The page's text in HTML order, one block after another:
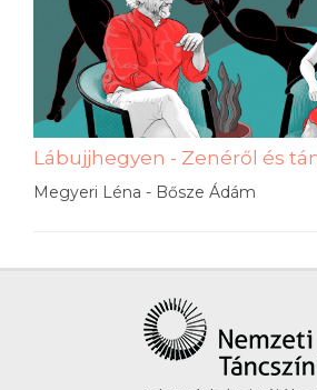
Lábujjhegyen - Zenéről és
Megyeri Léna - Bősze Ádám